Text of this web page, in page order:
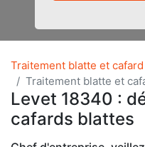
Traitement blatte et cafard
Traitement blatte et
Levet 18340 :
cafards blattes